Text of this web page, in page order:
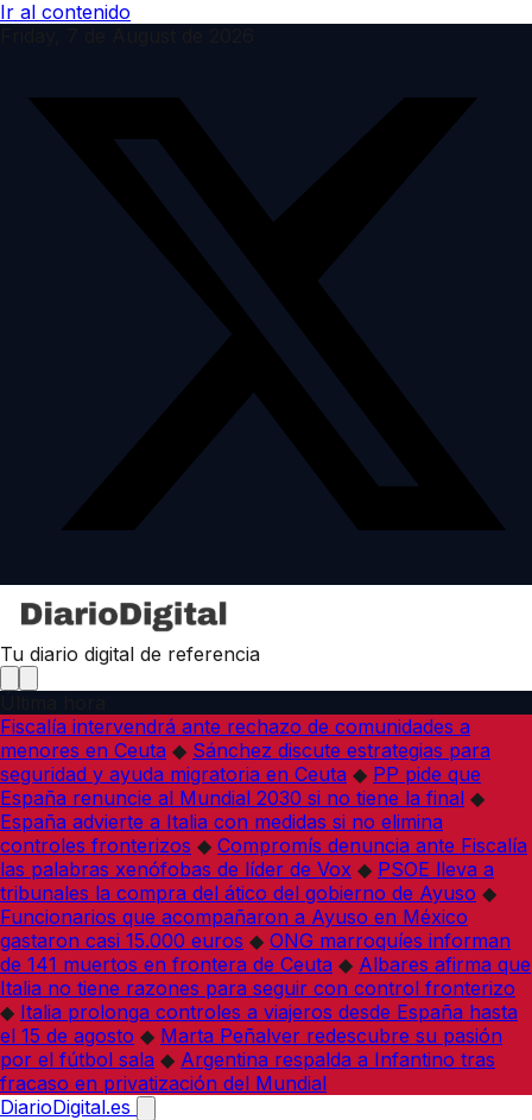
Ir al contenido
Tu diario digital de referencia
Fiscalía intervendrá ante rechazo de comunidades a
menores en Ceuta ◆ Sánchez discute estrategias para
seguridad y ayuda migratoria en Ceuta ◆ PP pide que
España renuncie al Mundial 2030 si no tiene la final ◆
España advierte a Italia con medidas si no elimina
controles fronterizos ◆ Compromís denuncia ante Fiscalía
las palabras xenófobas de líder de Vox ◆ PSOE lleva a
tribunales la compra del ático del gobierno de Ayuso ◆
Funcionarios que acompañaron a Ayuso en México
gastaron casi 15.000 euros ◆ ONG marroquíes informan
de 141 muertos en frontera de Ceuta ◆ Albares afirma que
Italia no tiene razones para seguir con control fronterizo
◆ Italia prolonga controles a viajeros desde España hasta
el 15 de agosto ◆ Marta Peñalver redescubre su pasión
por el fútbol sala ◆ Argentina respalda a Infantino tras
fracaso en privatización del Mundial
DiarioDigital.es